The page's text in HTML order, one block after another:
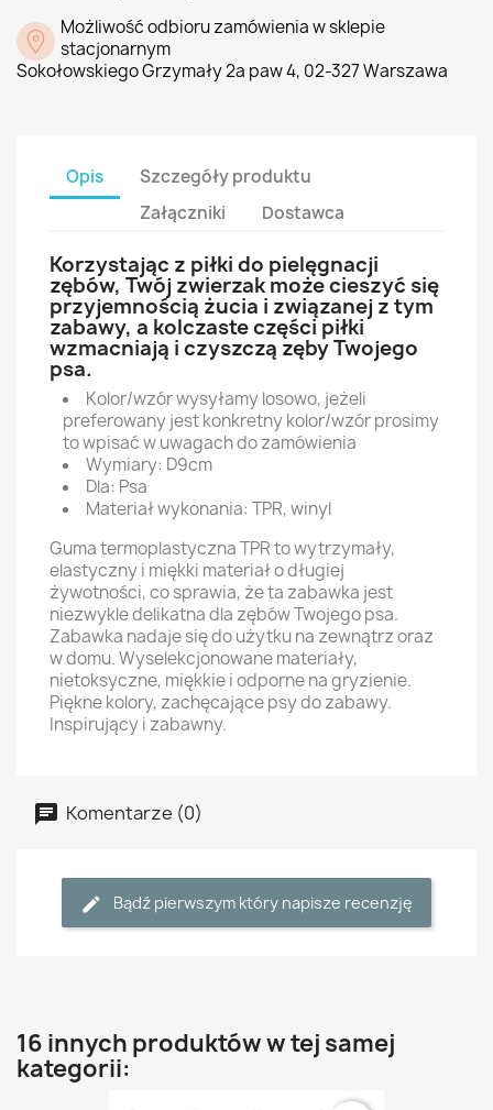
Możliwość odbioru zamówienia w sklepie
stacjonarnym
Sokołowskiego Grzymały 2a paw 4, 02-327 Warszawa
Opis
Szczegóły produktu
Załączniki
Dostawca
Korzystając z piłki do pielęgnacji
zębów, Twój zwierzak może cieszyć się
przyjemnością żucia i związanej z tym
zabawy, a kolczaste części piłki
wzmacniają i czyszczą zęby Twojego
psa.
Kolor/wzór wysyłamy losowo, jeżeli
preferowany jest konkretny kolor/wzór prosimy
to wpisać w uwagach do zamówienia
Wymiary: D9cm
Dla: Psa
Materiał wykonania: TPR, winyl
Guma termoplastyczna TPR to wytrzymały,
elastyczny i miękki materiał o długiej
żywotności, co sprawia, że ta zabawka jest
niezwykle delikatna dla zębów Twojego psa.
Zabawka nadaje się do użytku na zewnątrz oraz
w domu. Wyselekcjonowane materiały,
nietoksyczne, miękkie i odporne na gryzienie.
Piękne kolory, zachęcające psy do zabawy.
Inspirujący i zabawny.
Komentarze (0)
Bądź pierwszym który napisze recenzję
16 innych produktów w tej samej
kategorii: